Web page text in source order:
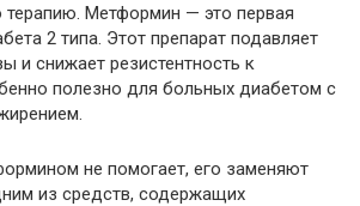
Метформин — это первая
2 типа. Этот препарат подавляет
и снижает резистентность к
полезно для больных диабетом с
не помогает, его заменяют
из средств, содержащих